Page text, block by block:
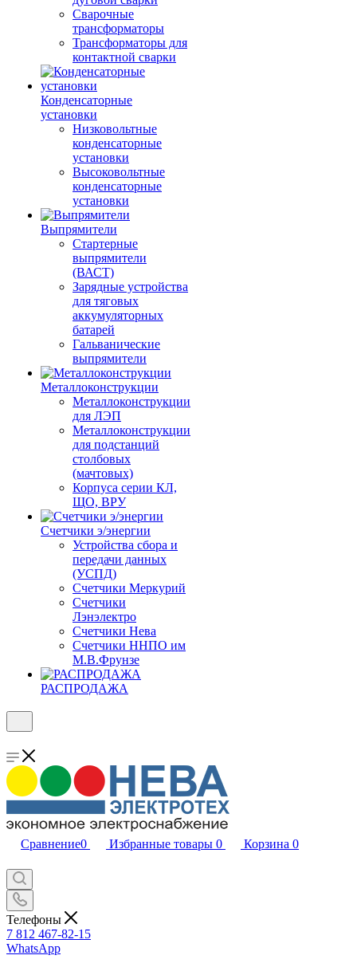
Сварочные
трансформаторы
Трансформаторы для
контактной сварки
Конденсаторные
установки
Низковольтные
конденсаторные
установки
Высоковольтные
конденсаторные
установки
Выпрямители
Стартерные
выпрямители
(ВАСТ)
Зарядные устройства
для тяговых
аккумуляторных
батарей
Гальванические
выпрямители
Металлоконструкции
Металлоконструкции
для ЛЭП
Металлоконструкции
для подстанций
столбовых
(мачтовых)
Корпуса серии КЛ,
ЩО, ВРУ
Счетчики э/энергии
Устройства сбора и
передачи данных
(УСПД)
Счетчики Меркурий
Счетчики
Лэнэлектро
Счетчики Нева
Счетчики ННПО им
М.В.Фрунзе
РАСПРОДАЖА
Сравнение0 Избранные товары 0 Корзина 0
Телефоны
7 812 467-82-15
WhatsApp